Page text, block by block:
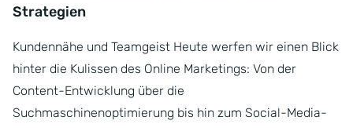
Strategien
Kundennähe und Teamgeist Heute werfen wir einen Blick
hinter die Kulissen des Online Marketings: Von der
Content-Entwicklung über die
Suchmaschinenoptimierung bis hin zum Social-Media-